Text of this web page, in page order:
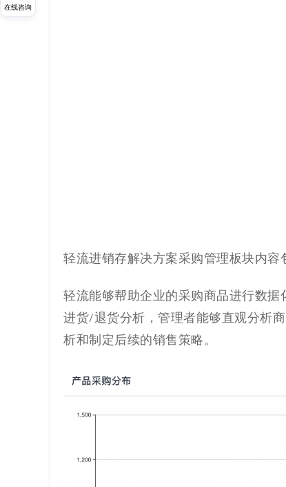
轻流进销存解决方案采购管理板块内容
轻流能够帮助企业的采购商品进行数据
进货/退货分析， 管理者能够直观分析
析和制定 后续的销售策略。
在线咨询